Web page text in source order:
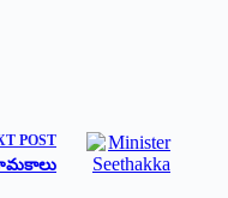
POST